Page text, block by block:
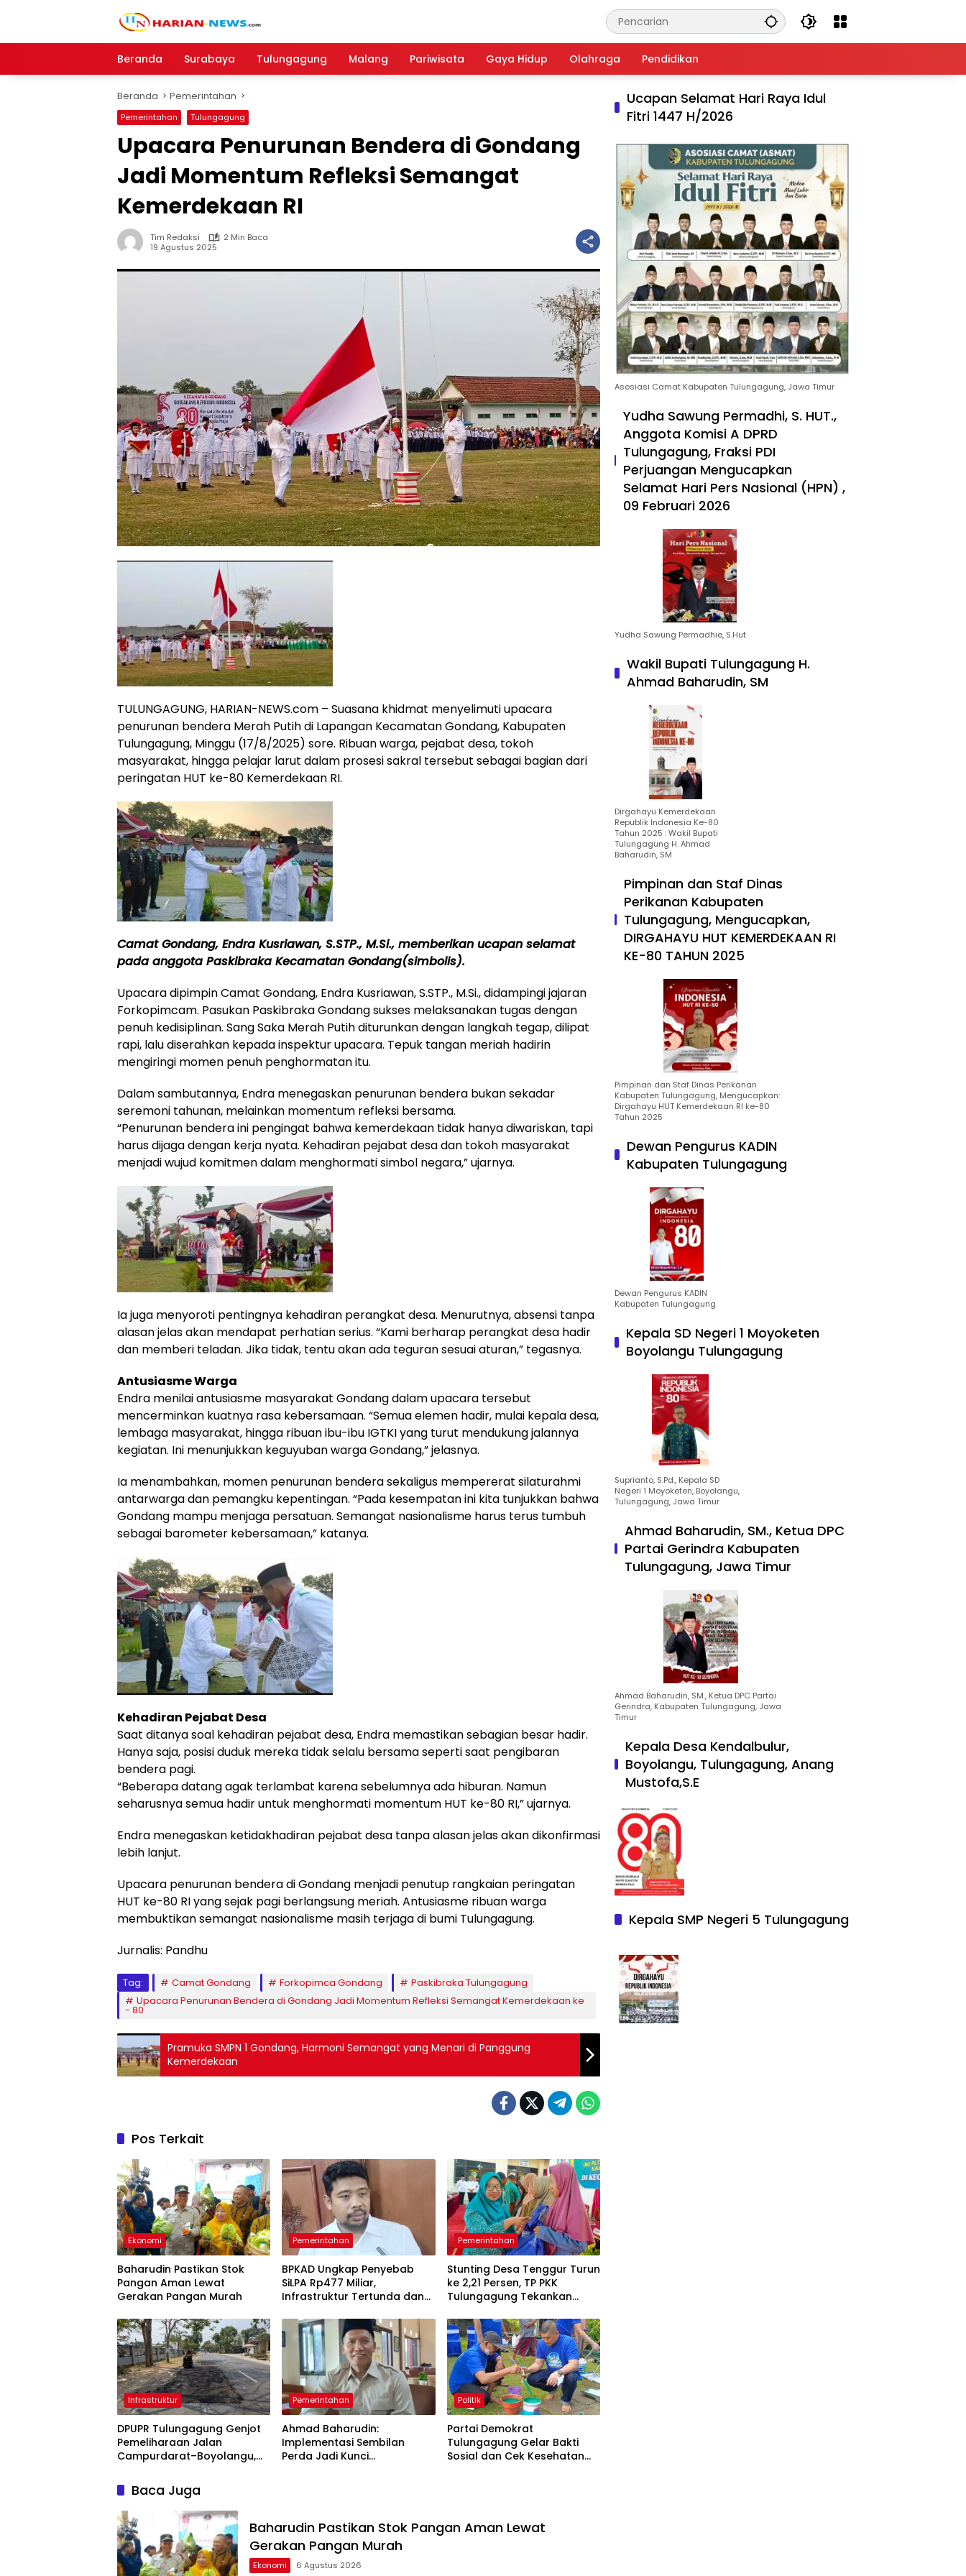
Beranda
Surabaya Tulungagung Malang Pariwisata Gaya Hidup Olahraga Pendidikan
Beranda Pemerintahan
Pemerintahan Tulungagung
Upacara Penurunan Bendera di Gondang
Jadi Momentum Refleksi Semangat
Kemerdekaan RI
Tim Redaksi
2 Min Baca
19 Agustus 2025
TULUNGAGUNG, HARIAN-NEWS.com – Suasana khidmat menyelimuti upacara
penurunan bendera Merah Putih di Lapangan Kecamatan Gondang, Kabupaten
Tulungagung, Minggu (17/8/2025) sore. Ribuan warga, pejabat desa, tokoh
masyarakat, hingga pelajar larut dalam prosesi sakral tersebut sebagai bagian dari
peringatan HUT ke-80 Kemerdekaan RI.
Camat Gondang, Endra Kusriawan, S.STP., M.Si., memberikan ucapan selamat
pada anggota Paskibraka Kecamatan Gondang(simbolis).
Upacara dipimpin Camat Gondang, Endra Kusriawan, S.STP., M.Si., didampingi jajaran
Forkopimcam. Pasukan Paskibraka Gondang sukses melaksanakan tugas dengan
penuh kedisiplinan. Sang Saka Merah Putih diturunkan dengan langkah tegap, dilipat
rapi, lalu diserahkan kepada inspektur upacara. Tepuk tangan meriah hadirin
mengiringi momen penuh penghormatan itu.
Dalam sambutannya, Endra menegaskan penurunan bendera bukan sekadar
seremoni tahunan, melainkan momentum refleksi bersama.
“Penurunan bendera ini pengingat bahwa kemerdekaan tidak hanya diwariskan, tapi
harus dijaga dengan kerja nyata. Kehadiran pejabat desa dan tokoh masyarakat
menjadi wujud komitmen dalam menghormati simbol negara,” ujarnya.
Ia juga menyoroti pentingnya kehadiran perangkat desa. Menurutnya, absensi tanpa
alasan jelas akan mendapat perhatian serius. “Kami berharap perangkat desa hadir
dan memberi teladan. Jika tidak, tentu akan ada teguran sesuai aturan,” tegasnya.
Antusiasme Warga
Endra menilai antusiasme masyarakat Gondang dalam upacara tersebut
mencerminkan kuatnya rasa kebersamaan. “Semua elemen hadir, mulai kepala desa,
lembaga masyarakat, hingga ribuan ibu-ibu IGTKI yang turut mendukung jalannya
kegiatan. Ini menunjukkan keguyuban warga Gondang,” jelasnya.
Ia menambahkan, momen penurunan bendera sekaligus mempererat silaturahmi
antarwarga dan pemangku kepentingan. “Pada kesempatan ini kita tunjukkan bahwa
Gondang mampu menjaga persatuan. Semangat nasionalisme harus terus tumbuh
sebagai barometer kebersamaan,” katanya.
Kehadiran Pejabat Desa
Saat ditanya soal kehadiran pejabat desa, Endra memastikan sebagian besar hadir.
Hanya saja, posisi duduk mereka tidak selalu bersama seperti saat pengibaran
bendera pagi.
“Beberapa datang agak terlambat karena sebelumnya ada hiburan. Namun
seharusnya semua hadir untuk menghormati momentum HUT ke-80 RI,” ujarnya.
Endra menegaskan ketidakhadiran pejabat desa tanpa alasan jelas akan dikonfirmasi
lebih lanjut.
Upacara penurunan bendera di Gondang menjadi penutup rangkaian peringatan
HUT ke-80 RI yang sejak pagi berlangsung meriah. Antusiasme ribuan warga
membuktikan semangat nasionalisme masih terjaga di bumi Tulungagung.
Jurnalis: Pandhu
Tag: Camat Gondang Forkopimca Gondang
Paskibraka Tulungagung
Upacara Penurunan Bendera di Gondang Jadi Momentum Refleksi Semangat Kemerdekaan ke
- 80
Pramuka SMPN 1 Gondang, Harmoni Semangat yang Menari di Panggung
Kemerdekaan
Pos Terkait
Ekonomi
Baharudin Pastikan Stok
Pangan Aman Lewat
Gerakan Pangan Murah
Pemerintahan
BPKAD Ungkap Penyebab
SiLPA Rp477 Miliar,
Infrastruktur Tertunda dan
Pemerintahan
Stunting Desa Tenggur Turun
ke 2,21 Persen, TP PKK
Tulungagung Tekankan
Berkelanjutan
Infrastruktur
DPUPR Tulungagung Genjot
Pemeliharaan Jalan
Campurdarat–Boyolangu,
Diperbaiki
Pemerintahan
Ahmad Baharudin:
Implementasi Sembilan
Perda Jadi Kunci
Politik
Partai Demokrat
Tulungagung Gelar Bakti
Sosial dan Cek Kesehatan
Baca Juga
Baharudin Pastikan Stok Pangan Aman Lewat
Gerakan Pangan Murah
Ekonomi 6 Agustus 2026
Ucapan Selamat Hari Raya Idul
Fitri 1447 H/2026
Asosiasi Camat Kabupaten Tulungagung, Jawa Timur
Yudha Sawung Permadhi, S. HUT.,
Anggota Komisi A DPRD
Tulungagung, Fraksi PDI
Perjuangan Mengucapkan
Selamat Hari Pers Nasional (HPN) ,
09 Februari 2026
Yudha Sawung Permadhie, S.Hut
Wakil Bupati Tulungagung H.
Ahmad Baharudin, SM
Dirgahayu Kemerdekaan
Republik Indonesia Ke-80
Tahun 2025 : Wakil Bupati
Tulungagung H. Ahmad
Baharudin, SM
Pimpinan dan Staf Dinas
Perikanan Kabupaten
Tulungagung, Mengucapkan,
DIRGAHAYU HUT KEMERDEKAAN RI
KE-80 TAHUN 2025
Pimpinan dan Staf Dinas Perikanan
Kabupaten Tulungagung, Mengucapkan:
Dirgahayu HUT Kemerdekaan RI ke-80
Tahun 2025
Dewan Pengurus KADIN
Kabupaten Tulungagung
Dewan Pengurus KADIN
Kabupaten Tulungagung
Kepala SD Negeri 1 Moyoketen
Boyolangu Tulungagung
Suprianto, S.Pd., Kepala SD
Negeri 1 Moyoketen, Boyolangu,
Tulungagung, Jawa Timur
Ahmad Baharudin, SM., Ketua DPC
Partai Gerindra Kabupaten
Tulungagung, Jawa Timur
Ahmad Baharudin, SM., Ketua DPC Partai
Gerindra, Kabupaten Tulungagung, Jawa
Timur
Kepala Desa Kendalbulur,
Boyolangu, Tulungagung, Anang
Mustofa,S.E
Kepala SMP Negeri 5 Tulungagung